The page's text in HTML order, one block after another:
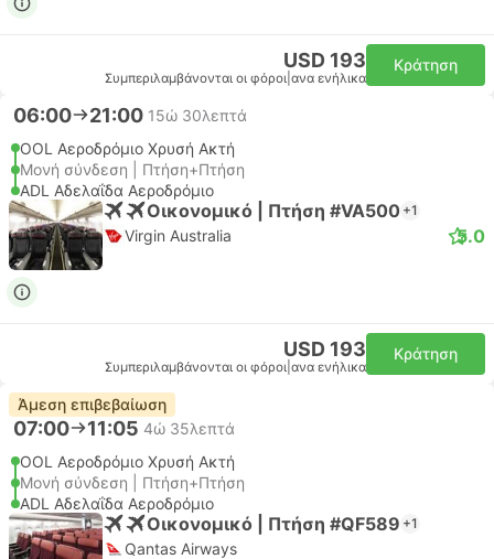
USD 193
Συμπεριλαμβάνονται οι φόροι ανα ενήλικα
Κράτηση
06:00 21:00 15ώ 30λεπτά
OOL Αεροδρόμιο Χρυσή Ακτή
Μονή σύνδεση | Πτήση+Πτήση
ADL Αδελαΐδα Αεροδρόμιο
Οικονομικό | Πτήση #VA500 +1
Virgin Australia 5.0
USD 193
Συμπεριλαμβάνονται οι φόροι ανα ενήλικα
Κράτηση
Άμεση επιβεβαίωση
07:00 11:05 4ώ 35λεπτά
OOL Αεροδρόμιο Χρυσή Ακτή
Μονή σύνδεση | Πτήση+Πτήση
ADL Αδελαΐδα Αεροδρόμιο
Οικονομικό | Πτήση #QF589 +1
Qantas Airways